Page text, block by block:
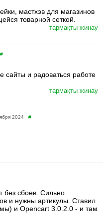
мастхэв для магазинов
товарной сеткой.
тармақты жинау
#
сайты и радоваться работе
тармақты жинау
2024#
без сбоев. Сильно
и нужны артикулы. Ставил
и Opencart 3.0.2.0 - и там